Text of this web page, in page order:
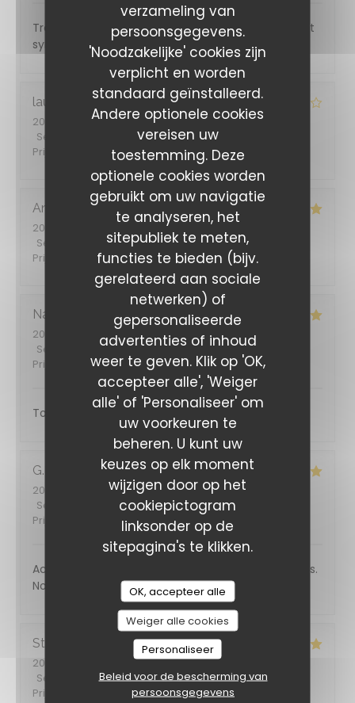
verzameling van
persoonsgegevens.
'Noodzakelijke' cookies zijn
verplicht en worden
standaard geïnstalleerd.
Andere optionele cookies
vereisen uw
toestemming. Deze
optionele cookies worden
gebruikt om uw navigatie
te analyseren, het
sitepubliek te meten,
functies te bieden (bijv.
gerelateerd aan sociale
netwerken) of
gepersonaliseerde
advertenties of inhoud
weer te geven. Klik op 'OK,
accepteer alle', 'Weiger
alle' of 'Personaliseer' om
uw voorkeuren te
beheren. U kunt uw
keuzes op elk moment
wijzigen door op het
cookiepictogram
linksonder op de
sitepagina's te klikken.
OK, accepteer alle
Weiger alle cookies
Personaliseer
Beleid voor de bescherming van
persoonsgegevens
Très bon rapport qualité prix, personnel efficace et
sympathique
laurent
2026-07-24- 19:30 - Gasten 2
Service
Atmosfeer:4/5 Keuken
Prijs
Anthony
L
2026-07-21
- 12:15 - Gasten 2
Service
Atmosfeer:5/5 Keuken:5 /5
Prijs
Nadège
2026-07-11
- 13:00 - Gasten 3
Service
/5 Atmosfeer : 5/5 Keuken:5/5
Prijs
Toujours un régal, la carte estivale est top. Merci
G
2026-07-19
- 12:30 - Gasten 2
Service
Atmosfeer:5/5 Keuken:
Prijs
Accueil chaleureux, plats et mets fins et excellents.
Nous reviendrons, c'est certain 😊
Stéphanie
2026-07-18
- 19:30 - Gasten 4
Service
/5 Atmosfeer:5/5 Keuken:5/5 Kwaliteit /
Prijs